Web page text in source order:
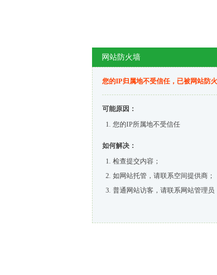
网站防火墙
您的IP归属地不受信任，已被网站防
可能原因：
您的IP所属地不受信任
如何解决：
检查提交内容；
如网站托管，请联系空间提供商；
普通网站访客，请联系网站管理员